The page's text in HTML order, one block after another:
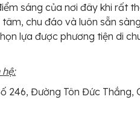
sáng của nơi đây khi rất
tâm, chu đáo và luôn sẵn
lựa được phương tiện di
hệ:
246, Đường Tôn Đức Thắng,